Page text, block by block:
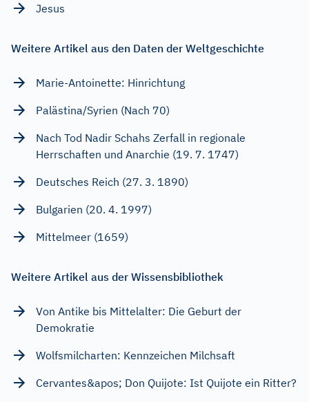
Jesus
Weitere Artikel aus den Daten der Weltgeschichte
Marie-Antoinette: Hinrichtung
Palästina/Syrien (Nach 70)
Nach Tod Nadir Schahs Zerfall in regionale
Herrschaften und Anarchie (19. 7. 1747)
Deutsches Reich (27. 3. 1890)
Bulgarien (20. 4. 1997)
Mittelmeer (1659)
Weitere Artikel aus der Wissensbibliothek
Von Antike bis Mittelalter: Die Geburt der
Demokratie
Wolfsmilcharten: Kennzeichen Milchsaft
Cervantes&apos; Don Quijote: Ist Quijote ein Ritter?